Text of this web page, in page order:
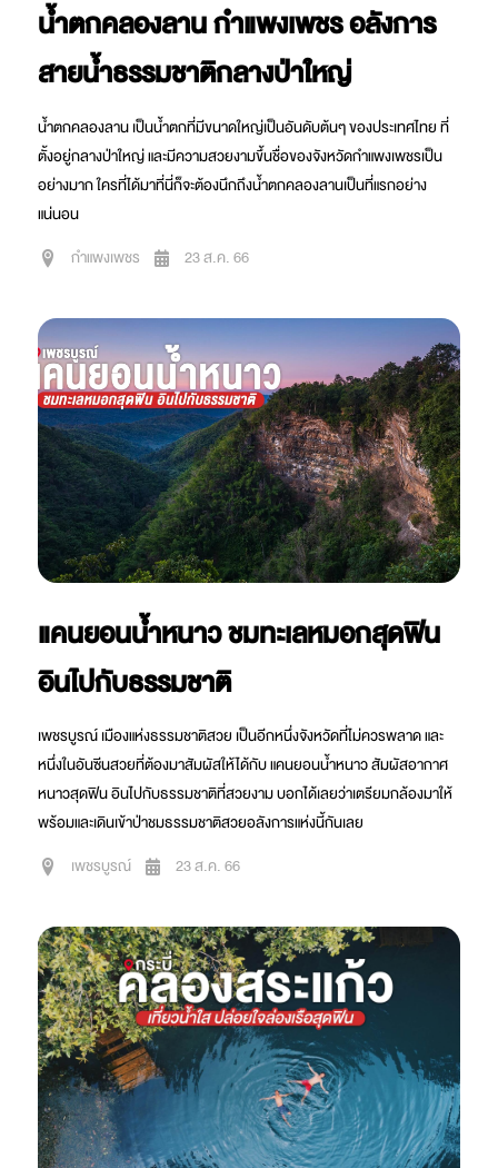
น้ำตกคลองลาน กำแพงเพชร อลังการ
สายน้ำธรรมชาติกลางป่าใหญ่
น้ำตกคลองลาน เป็นน้ำตกที่มีขนาดใหญ่เป็นอันดับต้นๆ ของประเทศไทย ที่
ตั้งอยู่กลางป่าใหญ่ และมีความสวยงามขึ้นชื่อของจังหวัดกำแพงเพชรเป็น
อย่างมาก ใครที่ได้มาที่นี่ก็จะต้องนึกถึงน้ำตกคลองลานเป็นที่แรกอย่าง
แน่นอน
กำแพงเพชร
23 ส.ค. 66
แคนยอนน้ำหนาว ชมทะเลหมอกสุดฟิน
อินไปกับธรรมชาติ
เพชรบูรณ์ เมืองแห่งธรรมชาติสวย เป็นอีกหนึ่งจังหวัดที่ไม่ควรพลาด และ
หนึ่งในอันซีนสวยที่ต้องมาสัมผัสให้ได้กับ แคนยอนน้ำหนาว สัมผัสอากาศ
หนาวสุดฟิน อินไปกับธรรมชาติที่สวยงาม บอกได้เลยว่าเตรียมกล้องมาให้
พร้อมและเดินเข้าป่าชมธรรมชาติสวยอลังการแห่งนี้กันเลย
เพชรบูรณ์
23 ส.ค. 66